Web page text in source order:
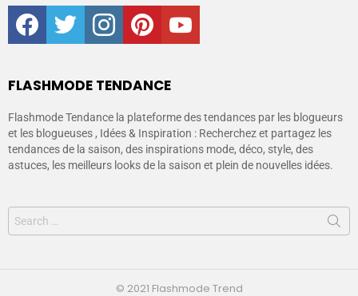
facebooktwitter instagrampinterestyoutube
FLASHMODE TENDANCE
Flashmode Tendance la plateforme des tendances par les blogueurs
et les blogueuses , Idées & Inspiration : Recherchez et partagez les
tendances de la saison, des inspirations mode, déco, style, des
astuces, les meilleurs looks de la saison et plein de nouvelles idées.
© 2021 Flashmode Trend